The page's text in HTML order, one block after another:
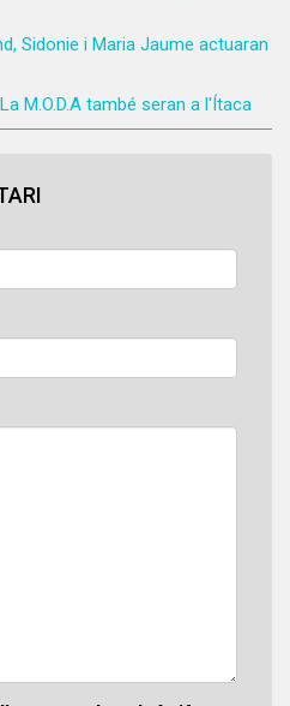
Sidonie i Maria Jaume actuaran
M.O.D.A també seran a l'Ítaca